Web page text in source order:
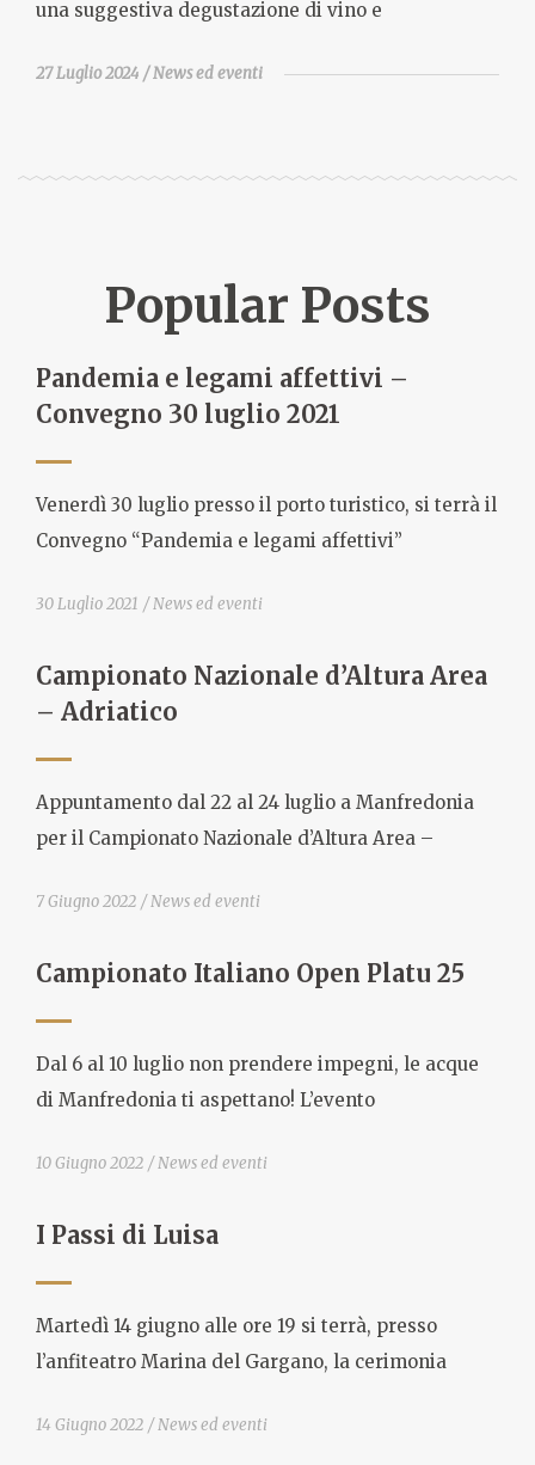
una suggestiva degustazione di vino e
27 Luglio 2024 News ed eventi
Popular Posts
Pandemia e legami affettivi –
Convegno 30 luglio 2021
Venerdì 30 luglio presso il porto turistico, si terrà il
Convegno “Pandemia e legami affettivi”
30 Luglio 2021 News ed eventi
Campionato Nazionale d’Altura Area
– Adriatico
Appuntamento dal 22 al 24 luglio a Manfredonia
per il Campionato Nazionale d’Altura Area –
7 Giugno 2022 News ed eventi
Campionato Italiano Open Platu 25
Dal 6 al 10 luglio non prendere impegni, le acque
di Manfredonia ti aspettano! L’evento
10 Giugno 2022 News ed eventi
I Passi di Luisa
Martedì 14 giugno alle ore 19 si terrà, presso
l’anfiteatro Marina del Gargano, la cerimonia
14 Giugno 2022 News ed eventi